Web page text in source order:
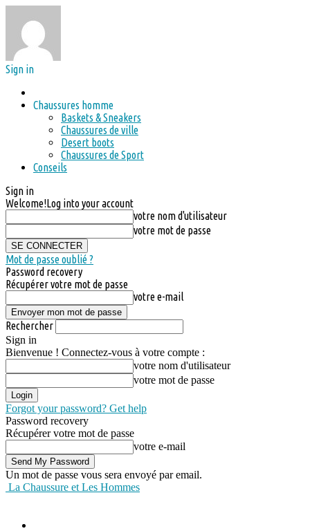
Sign in
Chaussures homme
Baskets & Sneakers
Chaussures de ville
Desert boots
Chaussures de Sport
Conseils
Sign in
Welcome!Log into your account
votre nom d'utilisateur
votre mot de passe
Mot de passe oublié ?
Password recovery
Récupérer votre mot de passe
votre e-mail
Rechercher
Sign in
Bienvenue ! Connectez-vous à votre compte :
votre nom d'utilisateur
votre mot de passe
Forgot your password? Get help
Password recovery
Récupérer votre mot de passe
votre e-mail
Un mot de passe vous sera envoyé par email.
La Chaussure et Les Hommes